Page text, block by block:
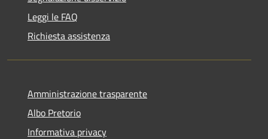
Leggi le FAQ
Richiesta assistenza
Amministrazione trasparente
Albo Pretorio
Informativa privacy